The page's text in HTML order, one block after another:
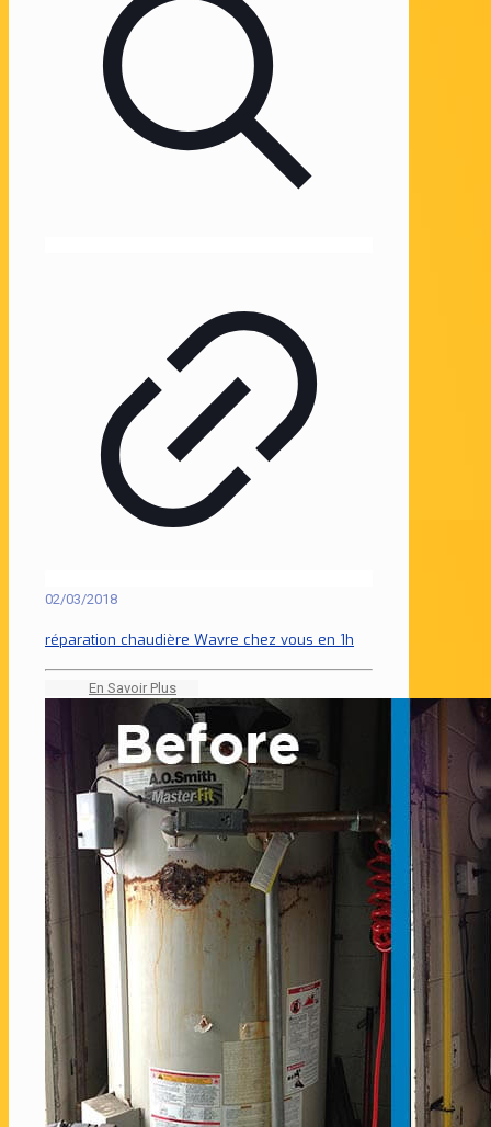
02/03/2018
réparation chaudière Wavre chez vous en 1h
En Savoir Plus